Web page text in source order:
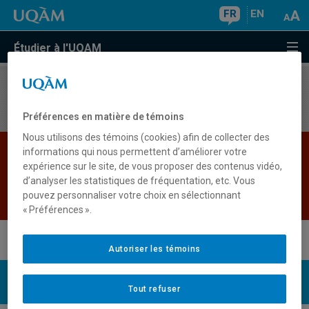
FR EN
Étudier à l'UQAM
Aucun résultat
Les bases de données institutionnelles sont
indisponibles pour le moment. Veuillez
réessayer plus tard.
Retour
UQAM
Préférences en matière de témoins
Nous utilisons des témoins (cookies) afin de collecter des
informations qui nous permettent d’améliorer votre
expérience sur le site, de vous proposer des contenus vidéo,
d’analyser les statistiques de fréquentation, etc. Vous
pouvez personnaliser votre choix en sélectionnant
« Préférences ».
Tout refuser
Autoriser les témoins